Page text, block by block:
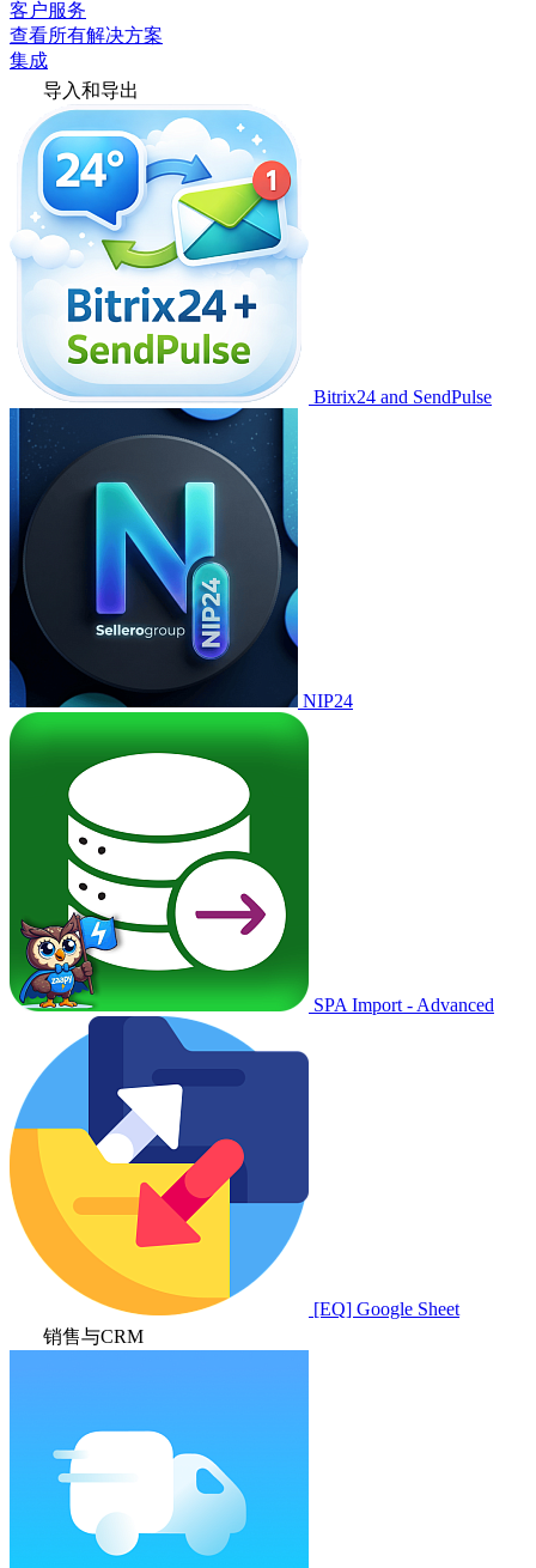
客户服务
查看所有解决方案
集成
导入和导出
Bitrix24 and SendPulse
NIP24
SPA Import - Advanced
[EQ] Google Sheet
销售与CRM